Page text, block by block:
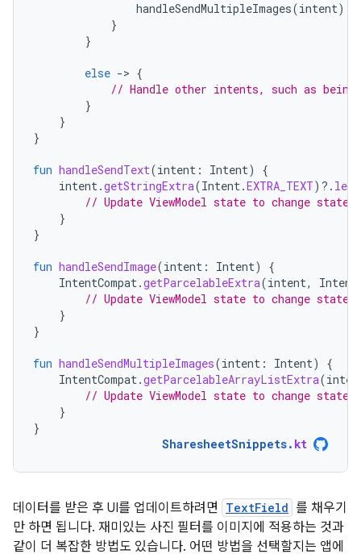
handleSendMultipleImages(intent)
}
}
else -> {
// Handle other intents, such as being
}
}
}
fun handleSendText(intent : Intent)
{
intent.getStringExtra(Intent.EXTRA_TEXT) ?. let
// Update ViewModel state to change state
}
}
fun handleSendImage(intent : Intent)
{
IntentCompat.getParcelableExtra(intent, Intent
// Update ViewModel state to change state
}
}
fun handleSendMultipleImages(intent : Intent)
{
IntentCompat.getParcelableArrayListExtra(
// Update ViewModel state to change state
}
}
SharesheetSnippets. kt
데이터를 받은 후 UI를 업데이트하려면 TextField 를 채우기
만 하면 됩니다. 재미있는 사진 필터를 이미지에 적용하는 것과
같이 더 복잡한 방법도 있습니다. 어떤 방법을 선택할지는 앱에